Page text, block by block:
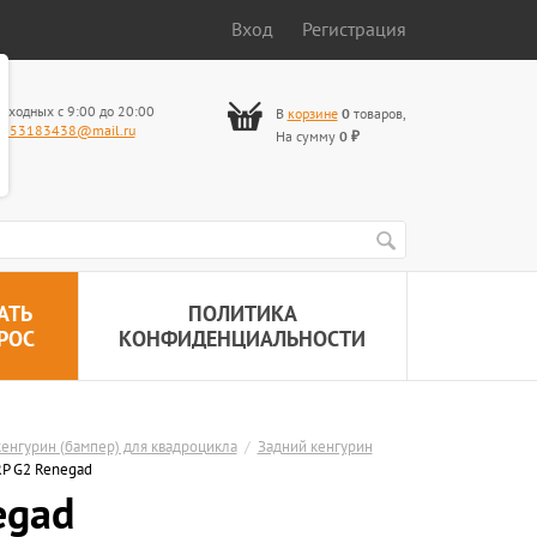
Вход Регистрация
с 9:00 до 20:00
В корзине 0товаров,
На сумму 0 ₽
ПОЛИТИКА
КОНФИДЕНЦИАЛЬНОСТИ
(бампер) для квадроцикла / Задний кенгурин
G2 Renegad